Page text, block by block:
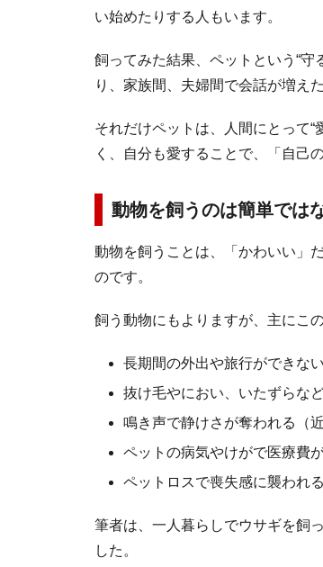
い始めたりする人もいます。
飼ってみた結果、ペットという“
り、家族間、夫婦間で会話が増え
それだけペットは、人間にとって
く、自分も愛することで、「自己
動物を飼うのは簡単では
動物を飼うことは、「かわいい」
のです。
飼う動物にもよりますが、主にこ
長期間の外出や旅行ができない
抜け毛やにおい、いたずらな
鳴き声で静けさが奪われる（
ペットの病気やけがで医療費
ペットロスで喪失感に襲われる
筆者は、一人暮らしでウサギを飼
した。